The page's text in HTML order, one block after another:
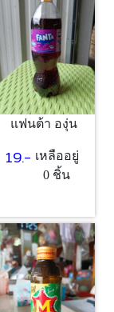
แฟนต้า องุ่น
19.- เหลืออยู่
0 ชิ้น